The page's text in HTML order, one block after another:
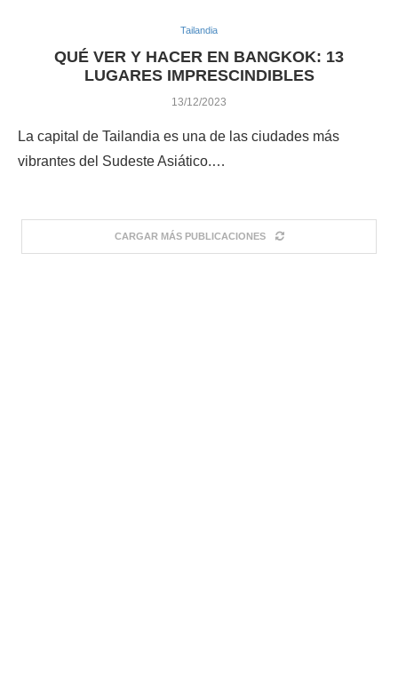
Tailandia
QUÉ VER Y HACER EN BANGKOK: 13
LUGARES IMPRESCINDIBLES
13/12/2023
La capital de Tailandia es una de las ciudades más
vibrantes del Sudeste Asiático.…
CARGAR MÁS PUBLICACIONES